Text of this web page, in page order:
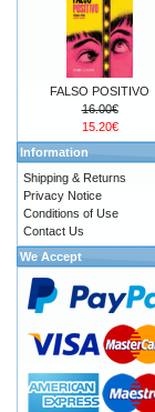
FALSO POSITIVO
16.00€
15.20€
Information
Shipping & Returns
Privacy Notice
Conditions of Use
Contact Us
We Accept